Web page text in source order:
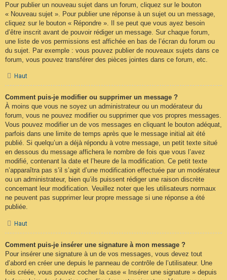
Pour publier un nouveau sujet dans un forum, cliquez sur le bouton
« Nouveau sujet ». Pour publier une réponse à un sujet ou un message,
cliquez sur le bouton « Répondre ». Il se peut que vous ayez besoin
d’être inscrit avant de pouvoir rédiger un message. Sur chaque forum,
une liste de vos permissions est affichée en bas de l’écran du forum ou
du sujet. Par exemple : vous pouvez publier de nouveaux sujets dans ce
forum, vous pouvez transférer des pièces jointes dans ce forum, etc.
Haut
Comment puis-je modifier ou supprimer un message ?
À moins que vous ne soyez un administrateur ou un modérateur du
forum, vous ne pouvez modifier ou supprimer que vos propres messages.
Vous pouvez modifier un de vos messages en cliquant le bouton adéquat,
parfois dans une limite de temps après que le message initial ait été
publié. Si quelqu’un a déjà répondu à votre message, un petit texte situé
en dessous du message affichera le nombre de fois que vous l’avez
modifié, contenant la date et l’heure de la modification. Ce petit texte
n’apparaîtra pas s’il s’agit d’une modification effectuée par un modérateur
ou un administrateur, bien qu’ils puissent rédiger une raison discrète
concernant leur modification. Veuillez noter que les utilisateurs normaux
ne peuvent pas supprimer leur propre message si une réponse a été
publiée.
Haut
Comment puis-je insérer une signature à mon message ?
Pour insérer une signature à un de vos messages, vous devez tout
d’abord en créer une depuis le panneau de contrôle de l’utilisateur. Une
fois créée, vous pouvez cocher la case « Insérer une signature » depuis